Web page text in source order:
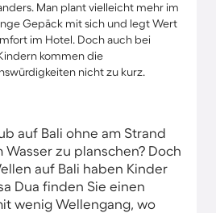
Man plant vielleicht mehr im
Gepäck mit sich und legt Wert
im Hotel. Doch auch bei
kommen die
nicht zu kurz.
auf Bali ohne am Strand
zu planschen? Doch
auf Bali haben Kinder
Dua finden Sie einen
wenig Wellengang, wo